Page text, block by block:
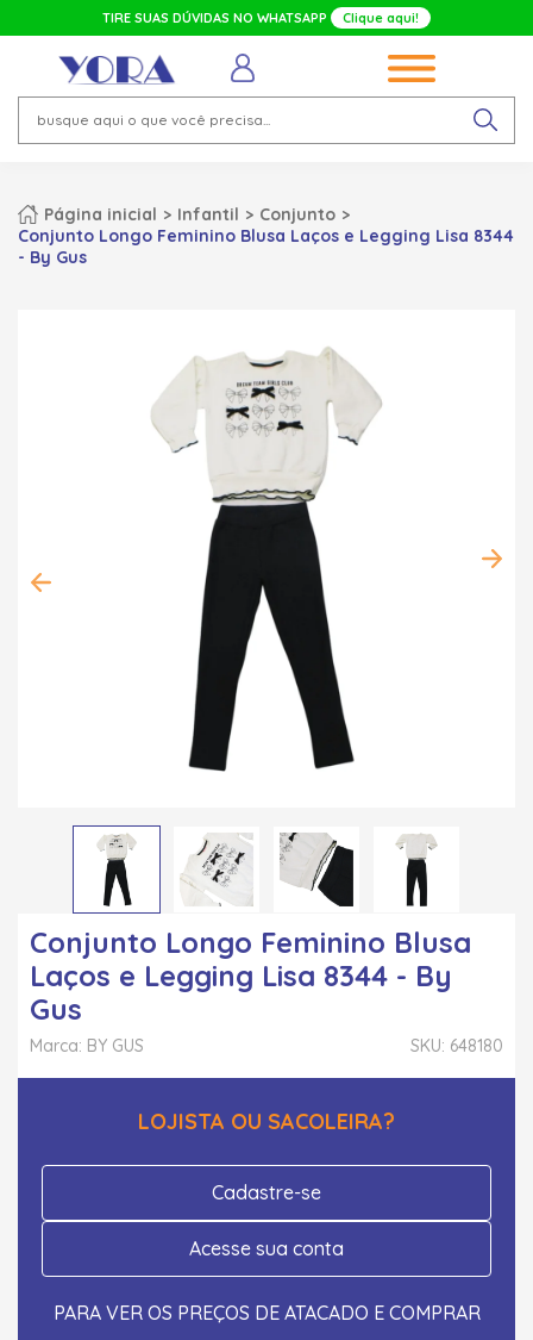
TIRE SUAS DÚVIDAS NO WHATSAPP Clique aqui!
Página inicial Infantil
Conjunto
Conjunto Longo Feminino Blusa Laços e Legging Lisa 8344
- By Gus
Conjunto Longo Feminino Blusa
Laços e Legging Lisa 8344 - By
Gus
SKU: 648180
Marca: BY GUS
LOJISTA OU SACOLEIRA?
Cadastre-se
Acesse sua conta
PARA VER OS PREÇOS DE ATACADO E COMPRAR